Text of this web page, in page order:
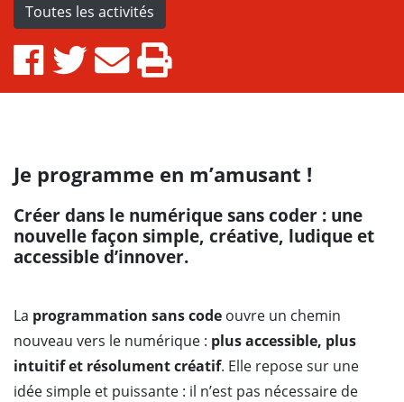
Toutes les activités
Je programme en m’amusant !
Créer dans le numérique sans coder : une
nouvelle façon simple, créative, ludique et
accessible d’innover.
La programmation sans code ouvre un chemin
nouveau vers le numérique : plus accessible, plus
intuitif et résolument créatif. Elle repose sur une
idée simple et puissante : il n’est pas nécessaire de